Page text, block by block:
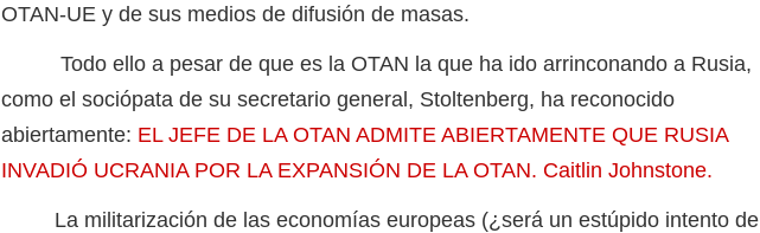
OTAN-UE y de sus medios de difusión de masas.
Todo ello a pesar de que es la OTAN la que ha ido arrinconando a Rusia,
como el sociópata de su secretario general, Stoltenberg, ha reconocido
abiertamente: EL JEFE DE LA OTAN ADMITE ABIERTAMENTE QUE RUSIA
INVADIÓ UCRANIA POR LA EXPANSIÓN DE LA OTAN. Caitlin Johnstone.
La militarización de las economías europeas (¿será un estúpido intento de